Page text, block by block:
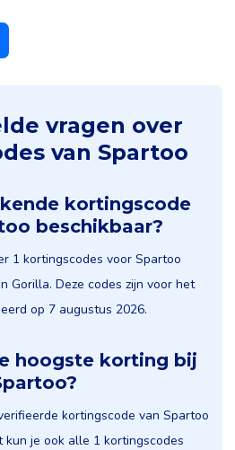
vragen over
van Spartoo
kortingscode
beschikbaar?
1 kortingscodes voor Spartoo
Gorilla. Deze codes zijn voor het
op 7 augustus 2026.
hoogste korting bij
kortingscode van Spartoo
kun je ook alle 1 kortingscodes